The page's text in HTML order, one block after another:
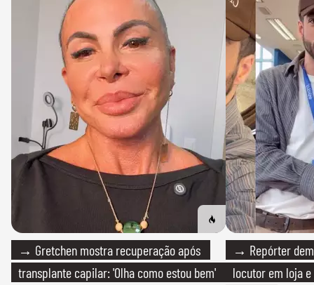
→ Gretchen mostra recuperação após
transplante capilar: 'Olha como estou bem'
→ Repórter
locutor em loja